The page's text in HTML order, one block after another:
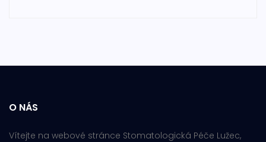
O NÁS
Vítejte na webové stránce Stomatologická Péče Lužec,